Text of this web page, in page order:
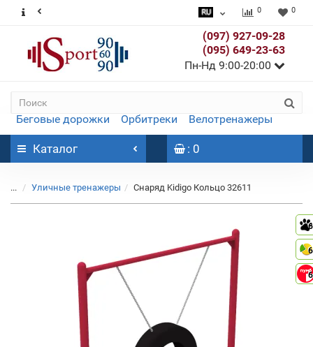
0 0
(097) 927-09-28
(095) 649-23-63
Пн-Нд 9:00-20:00
Беговые дорожки Орбитреки Велотренажеры
Каталог : 0
... Уличные тренажеры Снаряд Kidigo Кольцо 32611
6
6
6